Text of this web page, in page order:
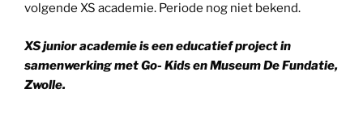
volgende XS academie. Periode nog niet bekend.
XS junior academie is een educatief project in
samenwerking met Go- Kids en Museum De Fundatie,
Zwolle.